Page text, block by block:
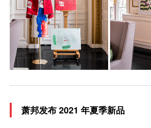
萧邦发布 2021 年夏季新品